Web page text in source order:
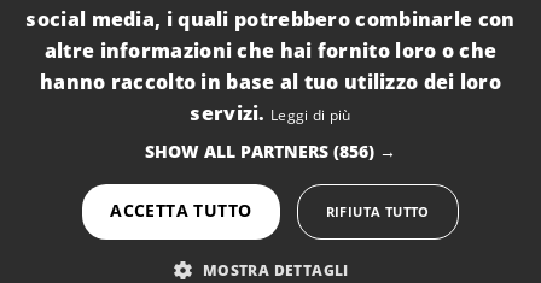
Iscriviti alla newsletter
Inviando la propria mail si acconsente al
trattamento dei dati per l'invio di comunicazioni
commerciali (PRIVACY POLICY
© Copyright ThePuglia Immobiliare srl - Via Padova, 34,
73010, Guagnano (LE) - P.IVA 04446740757
social media, i quali potrebbero combinarle con
altre informazioni che hai fornito loro o che
hanno raccolto in base al tuo utilizzo dei loro
servizi. Leggi di più
SHOW ALL PARTNERS (856) →
ACCETTA TUTTO RIFIUTA TUTTO
MOSTRA DETTAGLI